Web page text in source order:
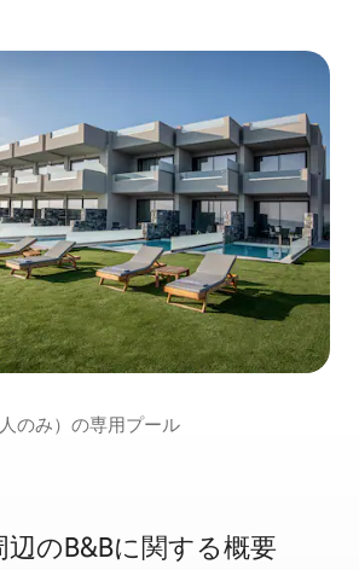
のみ）の専用プール
辺のB&Bに関⁠す⁠る概⁠要